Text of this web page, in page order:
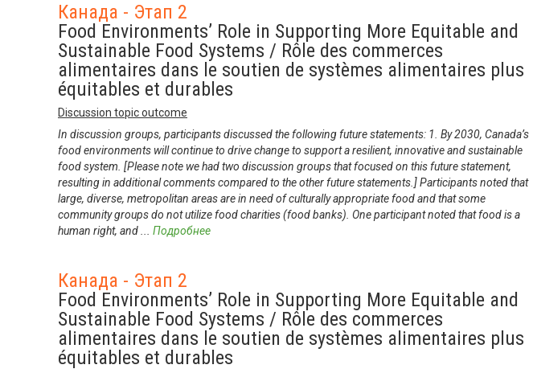
Канада - Этап 2
Food Environments’ Role in Supporting More Equitable and
Sustainable Food Systems / Rôle des commerces
alimentaires dans le soutien de systèmes alimentaires plus
équitables et durables
Discussion topic outcome
In discussion groups, participants discussed the following future statements: 1. By 2030, Canada’s
food environments will continue to drive change to support a resilient, innovative and sustainable
food system. [Please note we had two discussion groups that focused on this future statement,
resulting in additional comments compared to the other future statements.] Participants noted that
large, diverse, metropolitan areas are in need of culturally appropriate food and that some
community groups do not utilize food charities (food banks). One participant noted that food is a
human right, and... Подробнее
Канада - Этап 2
Food Environments’ Role in Supporting More Equitable and
Sustainable Food Systems / Rôle des commerces
alimentaires dans le soutien de systèmes alimentaires plus
équitables et durables